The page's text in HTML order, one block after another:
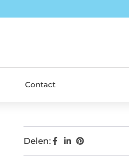
Contact
Delen: